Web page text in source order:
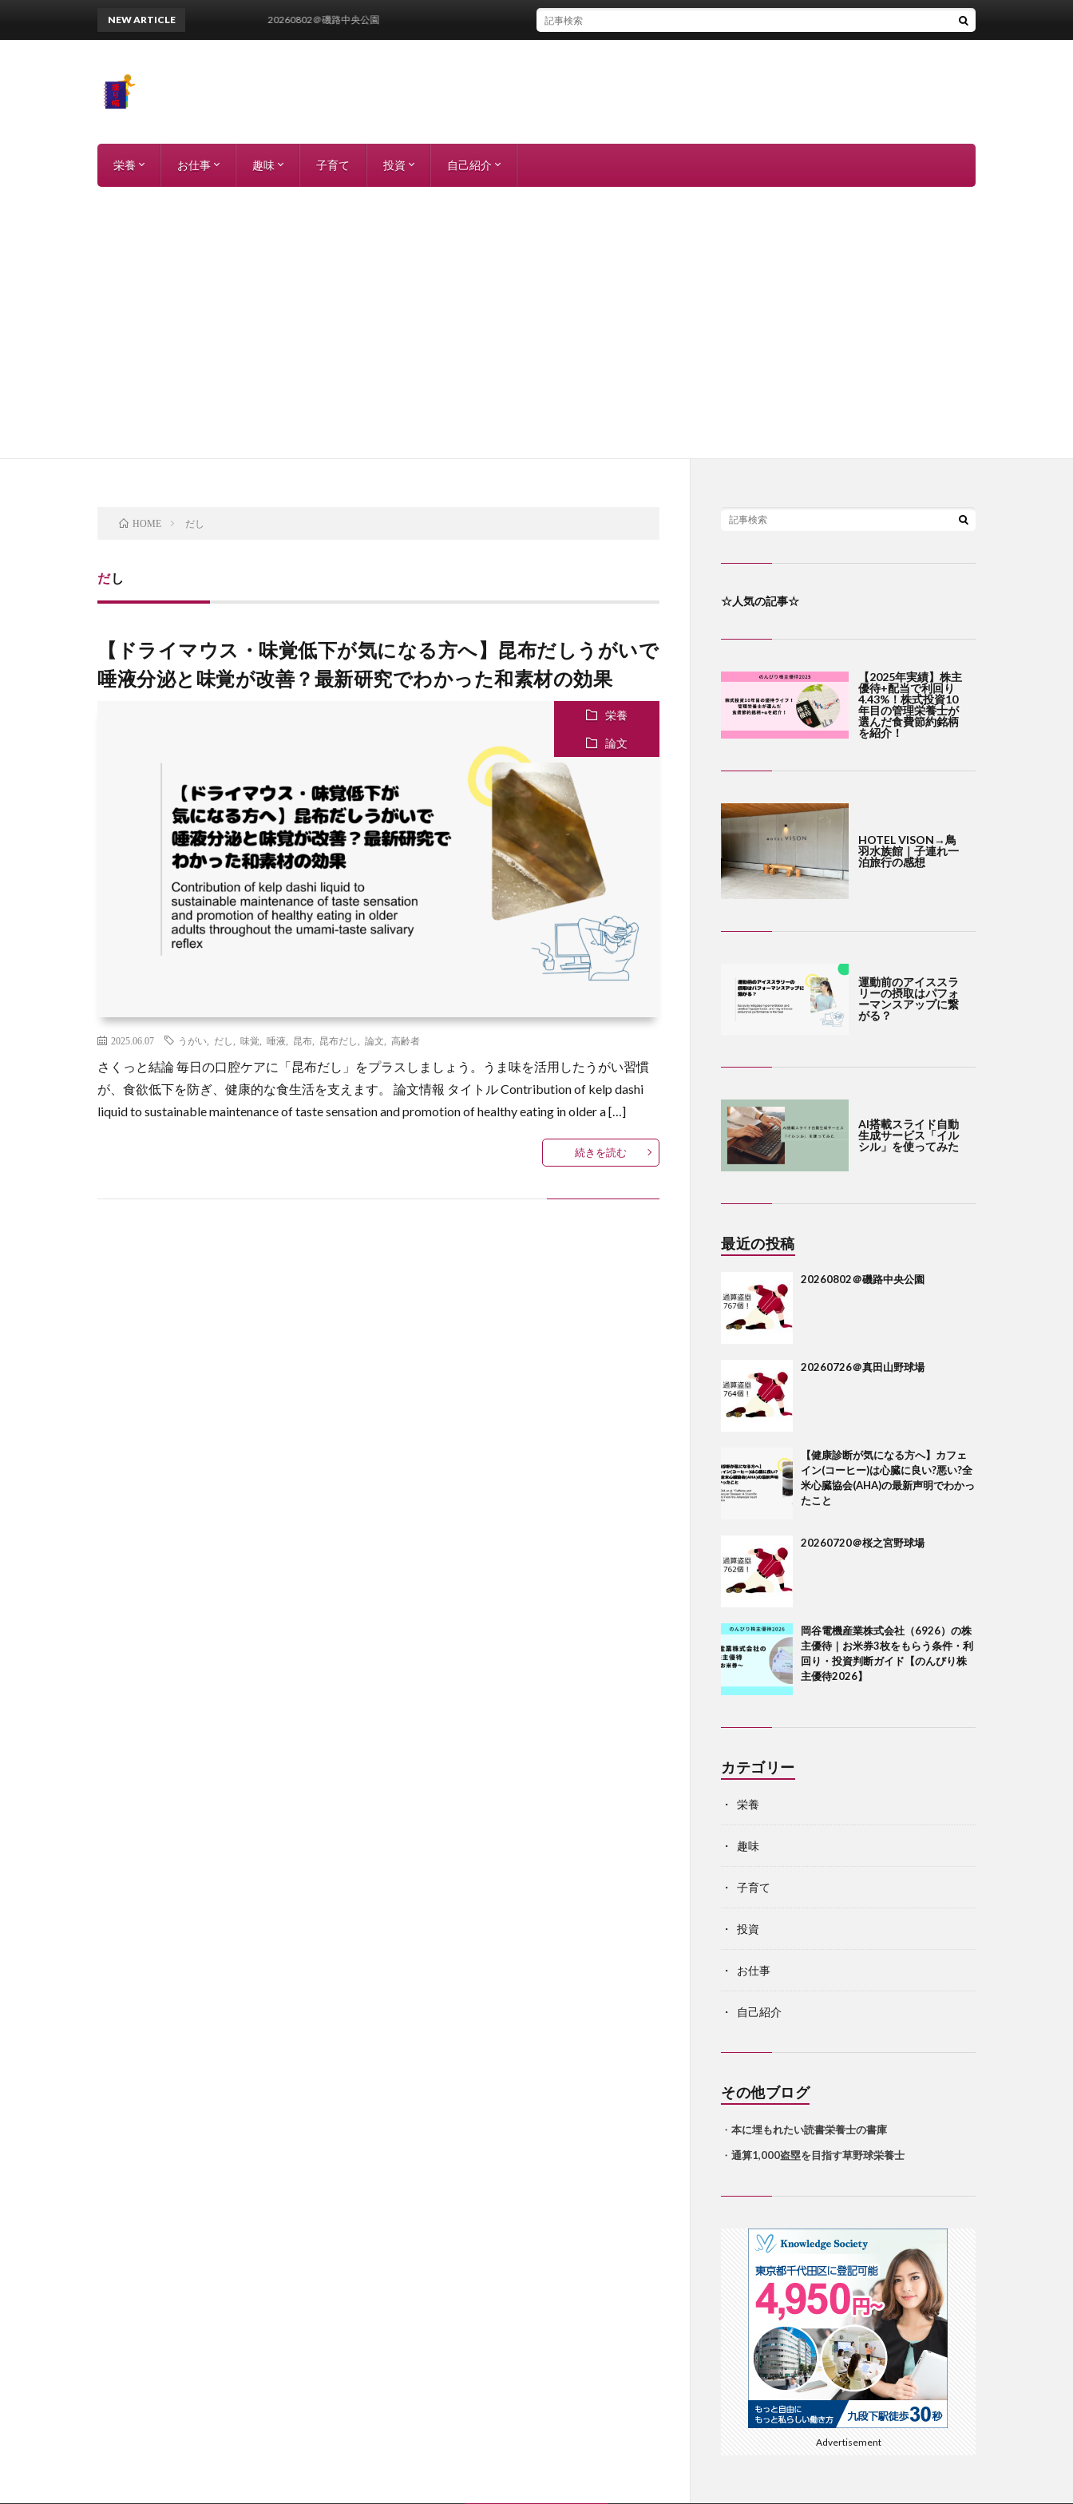
栄養 お仕事 趣味 子育て 投資 自己紹介
NEW ARTICLE 20260802＠磯路中央公園
HOME だし
だし
【ドライマウス・味覚低下が気になる方へ】昆布だしうがいで
唾液分泌と味覚が改善？最新研究でわかった和素材の効果
栄養
論文
2025.06.07 うがい だし 味覚 唾液 昆布 昆布だし 論文 高齢者
さくっと結論 毎日の口腔ケアに「昆布だし」をプラスしましょう。うま味を活用したうがい習慣
が、食欲低下を防ぎ、健康的な食生活を支えます。 論文情報 タイトル Contribution of kelp dashi
liquid to sustainable maintenance of taste sensation and promotion of healthy eating in older a […]
続きを読む
☆人気の記事☆
【2025年実績】株主
優待+配当で利回り
4.43%！株式投資10
年目の管理栄養士が
選んだ食費節約銘柄
を紹介！
HOTEL VISON→鳥
羽水族館｜子連れ一
泊旅行の感想
運動前のアイススラ
リーの摂取はパフォ
ーマンスアップに繋
がる？
AI搭載スライド自動
生成サービス「イル
シル」を使ってみた
最近の投稿
20260802＠磯路中央公園
20260726＠真田山野球場
【健康診断が気になる方へ】カフェ
イン(コーヒー)は心臓に良い?悪い?全
米心臓協会(AHA)の最新声明でわかっ
たこと
20260720＠桜之宮野球場
岡谷電機産業株式会社（6926）の株
主優待｜お米券3枚をもらう条件・利
回り・投資判断ガイド【のんびり株
主優待2026】
カテゴリー
栄養
趣味
子育て
投資
お仕事
自己紹介
その他ブログ
・ 本に埋もれたい読書栄養士の書庫
・ 通算1,000盗塁を目指す草野球栄養士
Advertisement